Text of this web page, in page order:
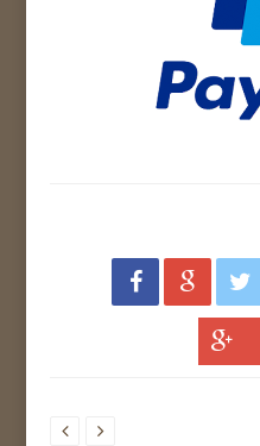
  
 